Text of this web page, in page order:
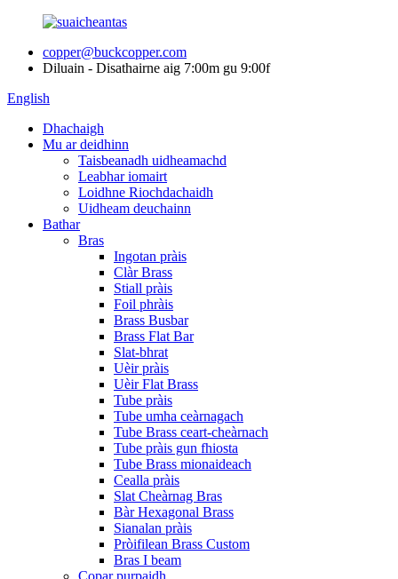
copper@buckcopper.com
Diluain - Disathairne aig 7:00m gu 9:00f
English
Dhachaigh
Mu ar deidhinn
Taisbeanadh uidheamachd
Leabhar iomairt
Loidhne Riochdachaidh
Uidheam deuchainn
Bathar
Bras
Ingotan pràis
Clàr Brass
Stiall pràis
Foil phràis
Brass Busbar
Brass Flat Bar
Slat-bhrat
Uèir pràis
Uèir Flat Brass
Tube pràis
Tube umha ceàrnagach
Tube Brass ceart-cheàrnach
Tube pràis gun fhiosta
Tube Brass mionaideach
Cealla pràis
Slat Cheàrnag Bras
Bàr Hexagonal Brass
Sianalan pràis
Pròifilean Brass Custom
Bras I beam
Copar purpaidh